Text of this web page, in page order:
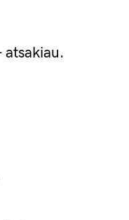
atsakiau.